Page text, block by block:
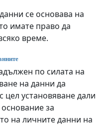
се основава на
имате право да
време.
по силата на
на данни да
установяване дали
за
на личните данни на